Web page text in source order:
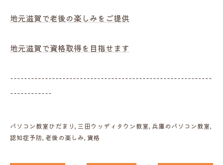
地元滋賀で老後の楽しみをご提供
地元滋賀で資格取得を目指せます
----------------------------------------------------------
------------
パソコン教室ひだまり 三田ウッディタウン教室 兵庫のパソコン教室
認知症予防 老後の楽しみ 資格